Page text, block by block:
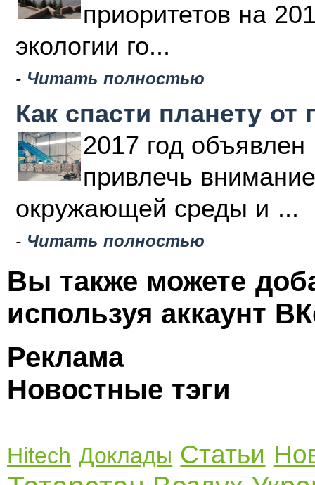
приоритетов на
экологии го...
- Читать полностью
Как спасти планету от
2017 год объявлен
привлечь
окружающей среды и ...
- Читать полностью
Вы также можете
используя аккаунт
Реклама
Новостные тэги
Hitech Доклады Статьи